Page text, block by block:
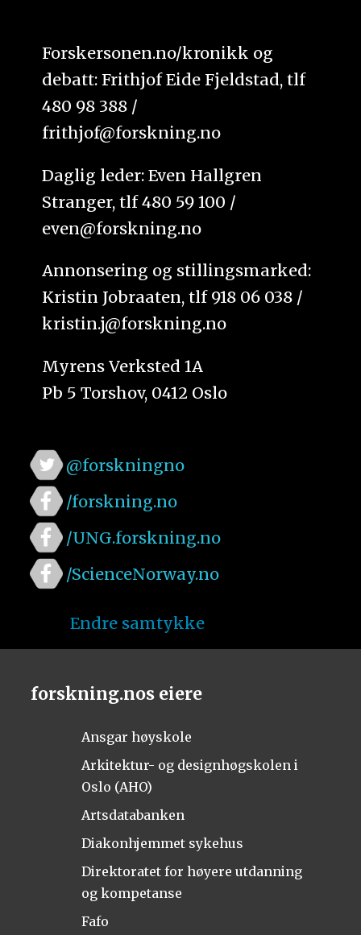
Forskersonen.no/kronikk og
debatt: Frithjof Eide Fjeldstad, tlf
480 98 388 /
frithjof@forskning.no
Daglig leder: Even Hallgren
Stranger, tlf 480 59 100 /
even@forskning.no
Annonsering og stillingsmarked:
Kristin Jobraaten, tlf 918 06 038 /
kristin.j@forskning.no
Myrens Verksted 1A
Pb 5 Torshov, 0412 Oslo
@forskningno
/forskning.no
/UNG.forskning.no
/ScienceNorway.no
Endre samtykke
forskning.nos eiere
Ansgar høyskole
Arkitektur- og designhøgskolen i
Oslo (AHO)
Artsdatabanken
Diakonhjemmet sykehus
Direktoratet for høyere utdanning
og kompetanse
Fafo